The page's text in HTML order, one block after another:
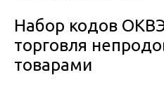
Набор кодов
торговля
товарами